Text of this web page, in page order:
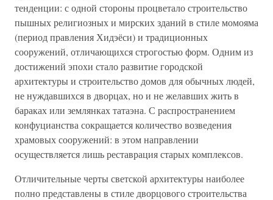
тенденции: с одной стороны процветало строительство
пышных религиозных и мирских зданий в стиле момояма
(период правления Хидэёси) и традиционных
сооружений, отличающихся строгостью форм. Одним из
достижений эпохи стало развитие городской
архитектуры и строительство домов для обычных людей,
не нуждавшихся в дворцах, но и не желавших жить в
бараках или землянках татаэна. С распространением
конфуцианства сокращается количество возведения
храмовых сооружений: в этом направлении
осуществляется лишь реставрация старых комплексов.
Отличительные черты светской архитектуры наиболее
полно представлены в стиле дворцового строительства